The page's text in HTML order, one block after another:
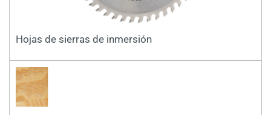
Hojas de sierras de inmersión